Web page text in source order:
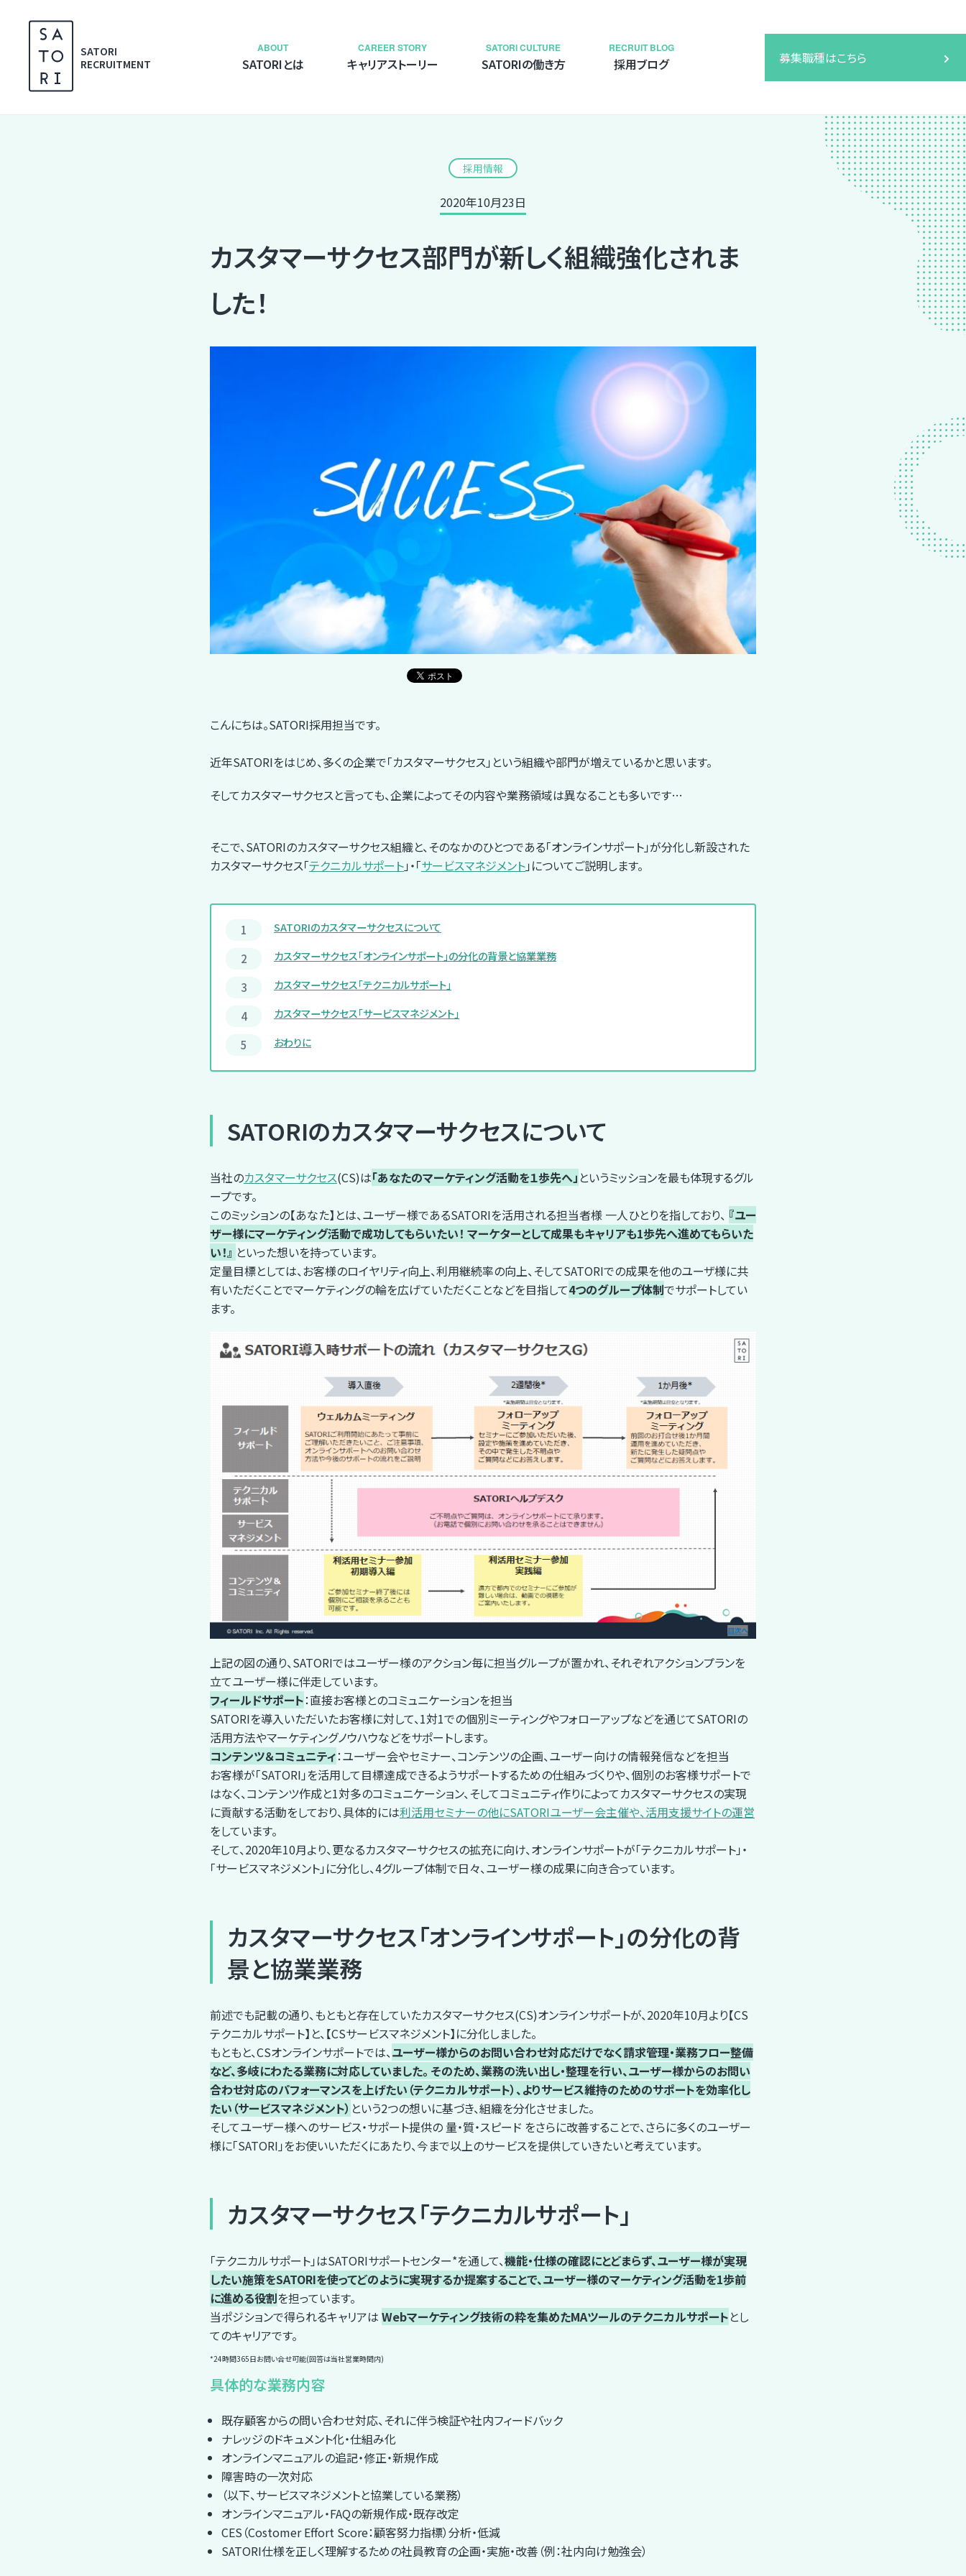
SATORI
RECRUITMENT
ABOUT
SATORIとは
CAREER STORY
キャリアストーリー
SATORI CULTURE
SATORIの働き方
RECRUIT BLOG
採用ブログ 募集職種はこちら
採用情報
2020年10月23日
カスタマーサクセス部門が新しく組織強化されま
した！
こんにちは。SATORI採用担当です。
近年SATORIをはじめ、多くの企業で「カスタマーサクセス」という組織や部門が増えているかと思います。
そしてカスタマーサクセスと言っても、企業によってその内容や業務領域は異なることも多いです…
そこで、SATORIのカスタマーサクセス組織と、そのなかのひとつである「オンラインサポート」が分化し新設された
カスタマーサクセス「テクニカルサポート」・「サービスマネジメント」についてご説明します。
SATORIのカスタマーサクセスについて
カスタマーサクセス「オンラインサポート」の分化の背景と協業業務
カスタマーサクセス「テクニカルサポート」
カスタマーサクセス「サービスマネジメント」
おわりに
SATORIのカスタマーサクセスについて
当社のカスタマーサクセス(CS)は「あなたのマーケティング活動を１歩先へ」 というミッションを最も体現するグル
ープです。
このミッションの【あなた】とは、ユーザー様であるSATORIを活用される担当者様 一人ひとりを指しており、 『ユー
ザー様にマーケティング活動で成功してもらいたい！ マーケターとして成果もキャリアも1歩先へ進めてもらいた
い！』 といった想いを持っています。
定量目標としては、お客様のロイヤリティ向上、利用継続率の向上、そしてSATORIでの成果を他のユーザ様に共
有いただくことでマーケティングの輪を広げていただくことなどを目指して4つのグループ体制でサポートしてい
ます。
上記の図の通り、SATORIではユーザー様のアクション毎に担当グループが置かれ、それぞれアクションプランを
立てユーザー様に伴走しています。
フィールドサポート：直接お客様とのコミュニケーションを担当
SATORIを導入いただいたお客様に対して、1対1での個別ミーティングやフォローアップなどを通じてSATORIの
活用方法やマーケティングノウハウなどをサポートします。
コンテンツ＆コミュニティ：ユーザー会やセミナー、コンテンツの企画、ユーザー向けの情報発信などを担当
お客様が「SATORI」を活用して目標達成できるようサポートするための仕組みづくりや、個別のお客様サポートで
はなく、コンテンツ作成と1対多のコミュニケーション、そしてコミュニティ作りによってカスタマーサクセスの実現
に貢献する活動をしており、具体的には利活用セミナーの他にSATORIユーザー会主催や、活用支援サイトの運営
をしています。
そして、2020年10月より、更なるカスタマーサクセスの拡充に向け、オンラインサポートが「テクニカルサポート」・
「サービスマネジメント」に分化し、4グループ体制で日々、ユーザー様の成果に向き合っています。
カスタマーサクセス「オンラインサポート」の分化の背
景と協業業務
前述でも記載の通り、もともと存在していたカスタマーサクセス(CS)オンラインサポートが、2020年10月より【CS
テクニカルサポート】と、【CSサービスマネジメント】に分化しました。
もともと、CSオンラインサポートでは、ユーザー様からのお問い合わせ対応だけでなく請求管理・業務フロー整備
など、多岐にわたる業務に対応していました。 そのため、業務の洗い出し・整理を行い、ユーザー様からのお問い
合わせ対応のパフォーマンスを上げたい（テクニカルサポート）、よりサービス維持のためのサポートを効率化し
たい（サービスマネジメント） という2つの想いに基づき、組織を分化させました。
そしてユーザー様へのサービス・サポート提供の 量・質・スピード をさらに改善することで、さらに多くのユーザー
様に「SATORI」をお使いいただくにあたり、今まで以上のサービスを提供していきたいと考えています。
カスタマーサクセス「テクニカルサポート」
「テクニカルサポート」はSATORIサポートセンター*を通して、機能・仕様の確認にとどまらず、ユーザー様が実現
したい施策をSATORIを使ってどのように実現するか提案することで、ユーザー様のマーケティング活動を1歩前
に進める役割を担っています。
当ポジションで得られるキャリアは Webマーケティング技術の粋を集めたMAツールのテクニカルサポートとし
てのキャリアです。
*24時間365日お問い合せ可能(回答は当社営業時間内)
具体的な業務内容
既存顧客からの問い合わせ対応、それに伴う検証や社内フィードバック
ナレッジのドキュメント化・仕組み化
オンラインマニュアルの追記・修正・新規作成
障害時の一次対応
（以下、サービスマネジメントと協業している業務）
オンラインマニュアル・FAQの新規作成・既存改定
CES（Costomer Effort Score：顧客努力指標）分析・低減
SATORI仕様を正しく理解するための社員教育の企画・実施・改善（例：社内向け勉強会）